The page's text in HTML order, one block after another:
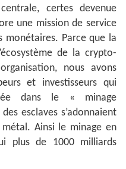
certes devenue
une mission de service
monétaires. Parce que la
de la crypto-
nous avons
et investisseurs qui
dans le « minage
esclaves s’adonnaient
Ainsi le minage en
plus de 1000 milliards